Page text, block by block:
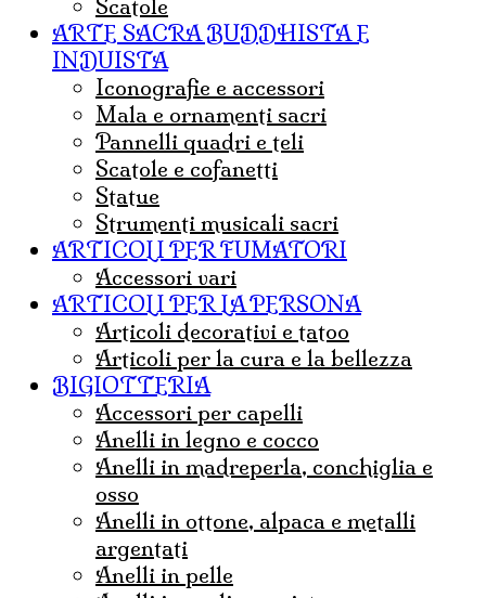
scatole
ARTE SACRA BUDDHISTA E
INDUISTA
iconografie e accessori
mala e ornamenti sacri
pannelli quadri e teli
Scatole e cofanetti
statue
strumenti musicali sacri
ARTICOLI PER FUMATORI
Accessori vari
ARTICOLI PER LA PERSONA
articoli decorativi e tatoo
articoli per la cura e la bellezza
BIGIOTTERIA
accessori per capelli
anelli in legno e cocco
anelli in madreperla, conchiglia e
osso
anelli in ottone, alpaca e metalli
argentati
anelli in pelle